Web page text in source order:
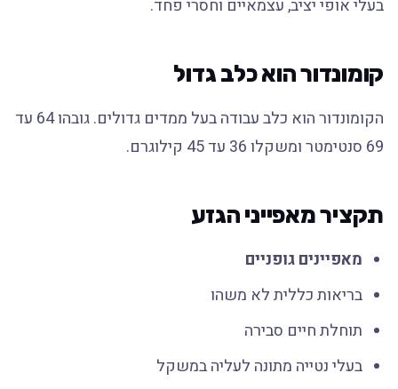
בעלי אופי יציב, עצמאיים וחסרי פחד.
קומונדור הוא כלב גדול
הקומונדור הוא כלב עבודה בעל ממדים גדולים. גובהו 64 עד
69 סנטימטר ומשקלו 36 עד 45 קילוגרם.
תקציר מאפייני הגזע
מאפיינים גופניים
בריאות כללית לא משהו
תוחלת חיים סבירה
בעלי נטייה מתונה לעליה במשקל